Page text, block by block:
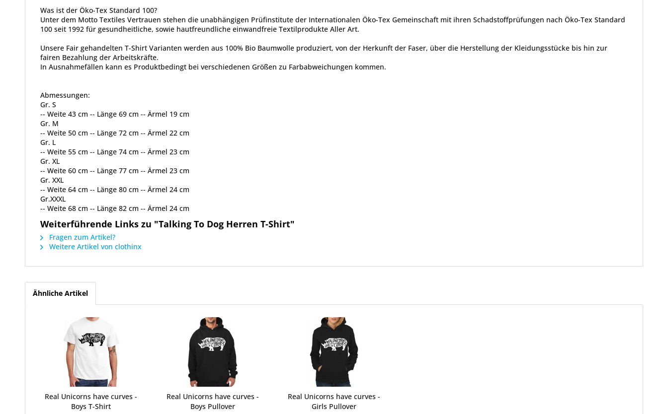
Was ist der Öko-Tex Standard 100?
Unter dem Motto Textiles Vertrauen stehen die unabhängigen Prüfinstitute der Internationalen Öko-Tex Gemeinschaft mit ihren Schadstoffprüfungen nach Öko-Tex Standard
100 seit 1992 für gesundheitliche, sowie hautfreundliche einwandfreie Textilprodukte Aller Art.
Unsere Fair gehandelten T-Shirt Varianten werden aus 100% Bio Baumwolle produziert, von der Herkunft der Faser, über die Herstellung der Kleidungsstücke bis hin zur
fairen Bezahlung der Arbeitskräfte.
In Ausnahmefällen kann es Produktbedingt bei verschiedenen Größen zu Farbabweichungen kommen.
Abmessungen:
Gr. S
-- Weite 43 cm -- Länge 69 cm -- Ärmel 19 cm
Gr. M
-- Weite 50 cm -- Länge 72 cm -- Ärmel 22 cm
Gr. L
-- Weite 55 cm -- Länge 74 cm -- Ärmel 23 cm
Gr. XL
-- Weite 60 cm -- Länge 77 cm -- Ärmel 23 cm
Gr. XXL
-- Weite 64 cm -- Länge 80 cm -- Ärmel 24 cm
Gr.XXXL
-- Weite 68 cm -- Länge 82 cm -- Ärmel 24 cm
Weiterführende Links zu "Talking To Dog Herren T-Shirt"
Fragen zum Artikel?
Weitere Artikel von clothinx
Ähnliche Artikel
Real Unicorns have curves -
Boys T-Shirt
Real Unicorns have curves -
Boys Pullover
Real Unicorns have curves -
Girls Pullover